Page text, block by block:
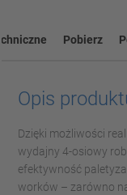
Pobierz
Opis
Dzięki możliwości
wydajny 4-osiowy
efektywność
worków – zarówno